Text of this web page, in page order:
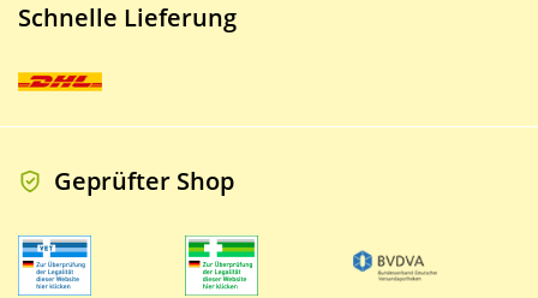
Schnelle Lieferung
Geprüfter Shop